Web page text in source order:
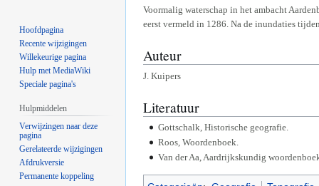
Naar
navigatie
Naar
zoeken
Voormalig waterschap in het ambacht
eerst vermeld in 1286. Na de inundaties
Auteur
J. Kuipers
Literatuur
Gottschalk, Historische geografie.
Roos, Woordenboek.
Van der Aa, Aardrijkskundig
Hoofdpagina
Recente wijzigingen
Willekeurige pagina
Hulp met MediaWiki
Speciale pagina's
Hulpmiddelen
Verwijzingen naar deze
pagina
Gerelateerde wijzigingen
Afdrukversie
Permanente koppeling